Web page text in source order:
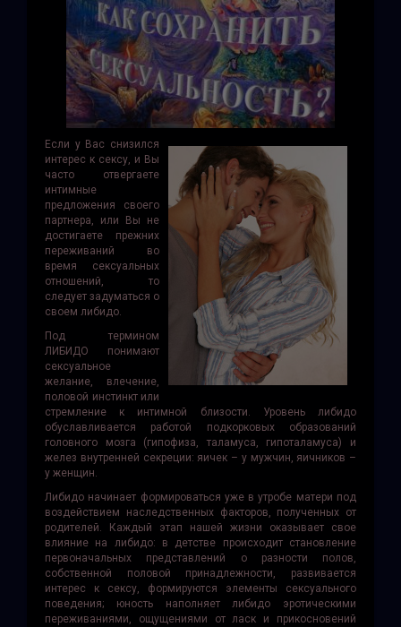
Если у Вас снизился
интерес к сексу, и Вы
часто отвергаете
интимные
предложения своего
партнера, или Вы не
достигаете прежних
переживаний во
время сексуальных
отношений, то
следует задуматься о
своем либидо.
Под термином
ЛИБИДО понимают
сексуальное
желание, влечение,
половой инстинкт или
стремление к интимной близости. Уровень либидо
обуславливается работой подкорковых образований
головного мозга (гипофиза, таламуса, гипоталамуса) и
желез внутренней секреции: яичек – у мужчин, яичников –
у женщин.
Либидо начинает формироваться уже в утробе матери под
воздействием наследственных факторов, полученных от
родителей. Каждый этап нашей жизни оказывает свое
влияние на либидо: в детстве происходит становление
первоначальных представлений о разности полов,
собственной половой принадлежности, развивается
интерес к сексу, формируются элементы сексуального
поведения; юность наполняет либидо эротическими
переживаниями, ощущениями от ласк и прикосновений